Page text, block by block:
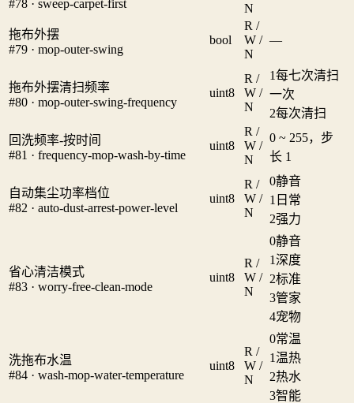
#78 · sweep-carpet-first
N
拖布外摆
#79 · mop-outer-swing
bool
R /
W /
N
—
拖布外摆清扫频率
#80 · mop-outer-swing-frequency
uint8
R /
W /
N
1每七次清扫
一次
2每次清扫
回洗频率-按时间
#81 · frequency-mop-wash-by-time
uint8
R /
W /
N
0 ~ 255，步
长 1
自动集尘功率档位
#82 · auto-dust-arrest-power-level
uint8
R /
W /
N
0静音
1 日常
2强力
省心清洁模式
#83 · worry-free-clean-mode
uint8
R /
W /
N
0静音
1深度
2标准
3管家
4宠物
洗拖布水温
#84 · wash-mop-water-temperature
uint8
R /
W /
N
0常温
1温热
2热水
3智能